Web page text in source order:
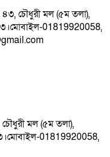
৪৩, চৌধুরী মল (৫ম তলা),
01819920058,
চৌধুরী মল (৫ম তলা),
01819920058,